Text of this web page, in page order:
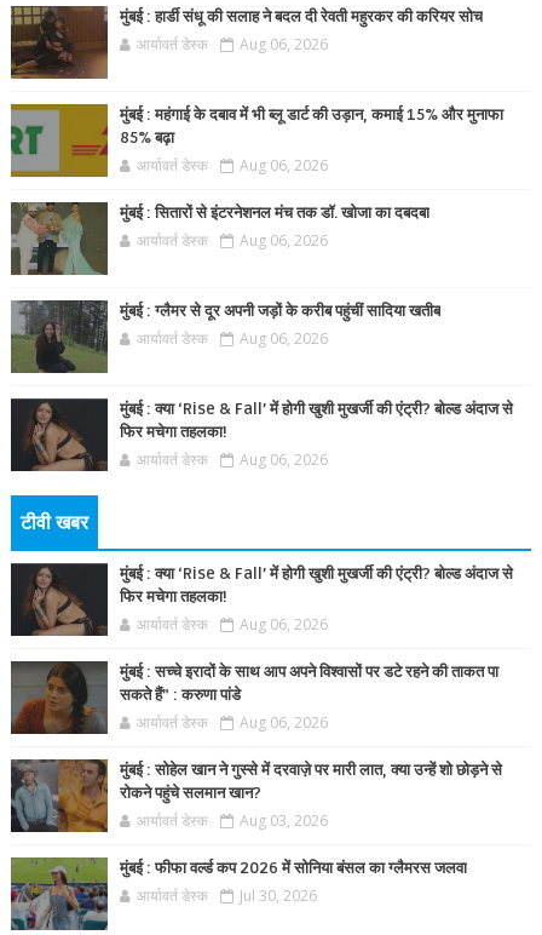
मुंबई : हार्डी संधू की सलाह ने बदल दी रेवती महुरकर की करियर सोच
आर्यावर्त डेस्क Aug 06, 2026
मुंबई : महंगाई के दबाव में भी ब्लू डार्ट की उड़ान, कमाई 15% और मुनाफा
85% बढ़ा
आर्यावर्त डेस्क Aug 06, 2026
मुंबई : सितारों से इंटरनेशनल मंच तक डॉ. खोजा का दबदबा
आर्यावर्त डेस्क Aug 06, 2026
मुंबई : ग्लैमर से दूर अपनी जड़ों के करीब पहुंचीं सादिया खतीब
आर्यावर्त डेस्क Aug 06, 2026
मुंबई : क्या ‘Rise & Fall’ में होगी खुशी मुखर्जी की एंट्री? बोल्ड अंदाज से
फिर मचेगा तहलका!
आर्यावर्त डेस्क Aug 06, 2026
टीवी खबर
मुंबई : क्या ‘Rise & Fall’ में होगी खुशी मुखर्जी की एंट्री? बोल्ड अंदाज से
फिर मचेगा तहलका!
आर्यावर्त डेस्क Aug 06, 2026
मुंबई : सच्चे इरादों के साथ आप अपने विश्वासों पर डटे रहने की ताकत पा
सकते हैं” : करुणा पांडे
आर्यावर्त डेस्क Aug 06, 2026
मुंबई : सोहेल खान ने गुस्से में दरवाज़े पर मारी लात, क्या उन्हें शो छोड़ने से
रोकने पहुंचे सलमान खान?
आर्यावर्त डेस्क Aug 03, 2026
मुंबई : फीफा वर्ल्ड कप 2026 में सोनिया बंसल का ग्लैमरस जलवा
आर्यावर्त डेस्क Jul 30, 2026